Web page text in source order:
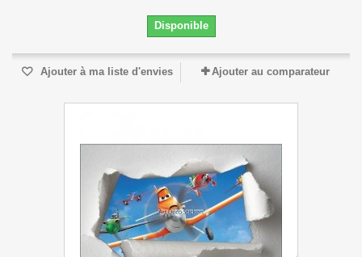
Disponible
Ajouter à ma liste d'envies Ajouter au comparateur